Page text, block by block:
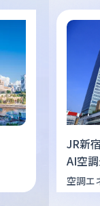
JR新
AI空
空調エ